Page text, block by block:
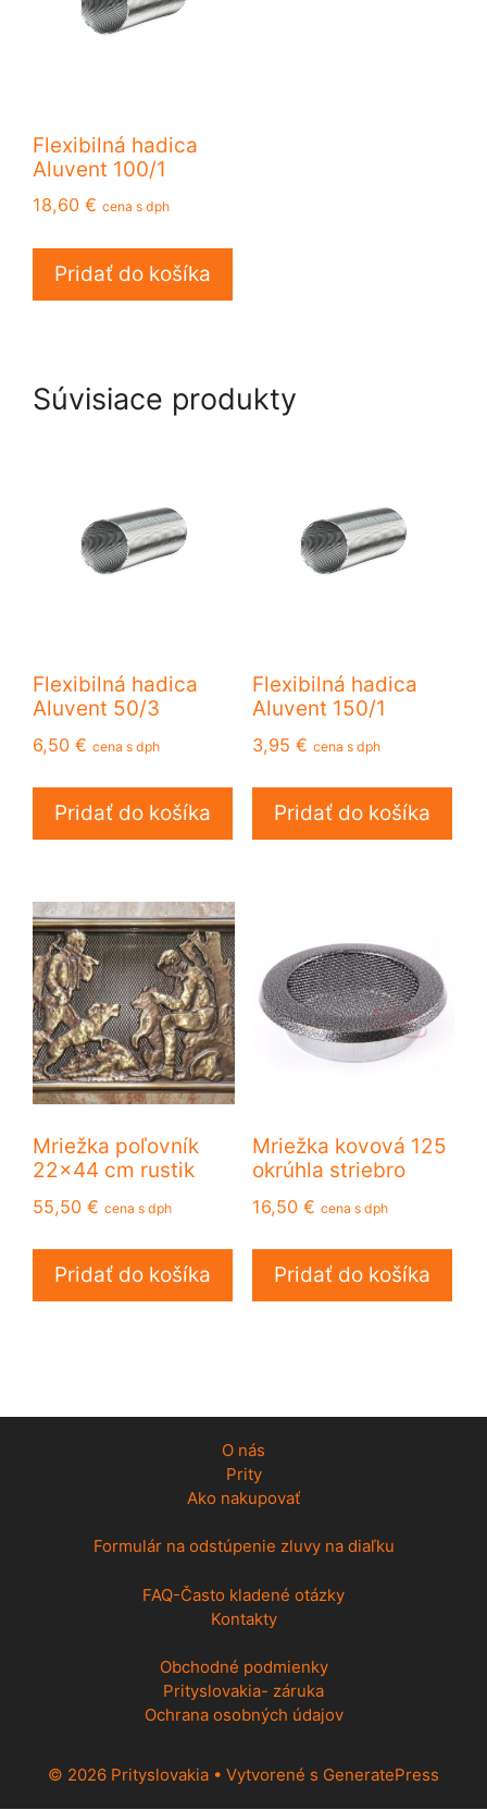
Flexibilná hadica
Aluvent 100/1
18,60 € cena s dph
Pridať do košíka
Súvisiace produkty
Flexibilná hadica
Aluvent 50/3
6,50 € cena s dph
Pridať do košíka
Flexibilná hadica
Aluvent 150/1
3,95 € cena s dph
Pridať do košíka
Mriežka poľovník
22×44 cm rustik
55,50 € cena s dph
Pridať do košíka
Mriežka kovová 125
okrúhla striebro
16,50 € cena s dph
Pridať do košíka
O nás
Prity
Ako nakupovať
Formulár na odstúpenie zluvy na diaľku
FAQ-Často kladené otázky
Kontakty
Obchodné podmienky
Prityslovakia- záruka
Ochrana osobných údajov
© 2026 Prityslovakia • Vytvorené s GeneratePress